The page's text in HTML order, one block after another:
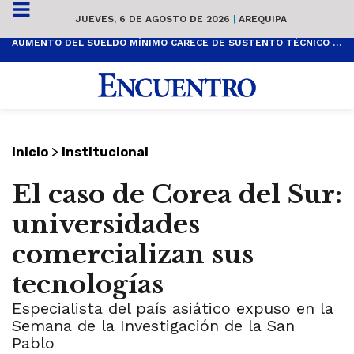
JUEVES, 6 DE AGOSTO DE 2026 | AREQUIPA
AUMENTO DEL SUELDO MÍNIMO CARECE DE SUSTENTO TÉCNICO Y ES POPULISTA
Inicio > Institucional
El caso de Corea del Sur:
universidades
comercializan sus
tecnologías
Especialista del país asiático expuso en la
Semana de la Investigación de la San
Pablo